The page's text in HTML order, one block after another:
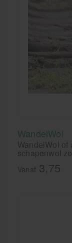
WandelWol
WandelWol of
schapenwol
bewerkingen.
lanoline
Vanaf 3,75